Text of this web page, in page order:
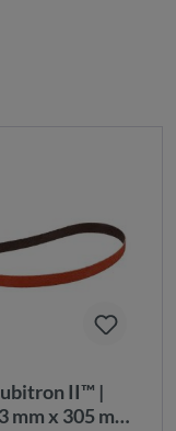
mm x 305 mm |